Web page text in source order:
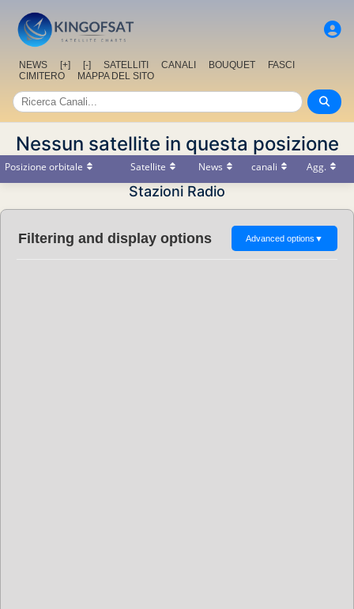
NEWS [+] [-] SATELLITI CANALI BOUQUET
FASCI
CIMITERO
MAPPA DEL SITO
Nessun satellite in questa posizione
Posizione orbitale Satellite News canali Agg.
Stazioni Radio
Filtering and display options Advanced options ▼